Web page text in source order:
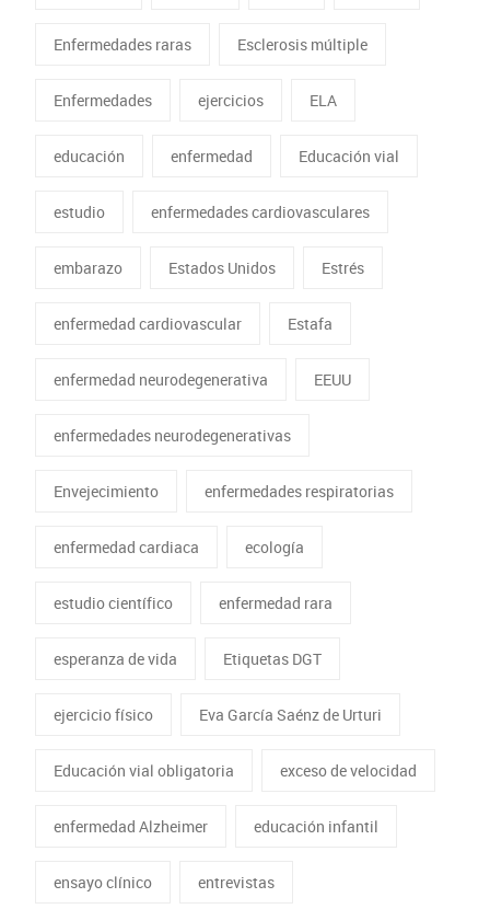
Enfermedades raras Esclerosis múltiple
Enfermedades ejercicios ELA
educación enfermedad Educación vial
estudio enfermedades cardiovasculares
embarazo Estados Unidos Estrés
enfermedad cardiovascular Estafa
enfermedad neurodegenerativa EEUU
enfermedades neurodegenerativas
Envejecimiento enfermedades respiratorias
enfermedad cardiaca ecología
estudio científico enfermedad rara
esperanza de vida Etiquetas DGT
ejercicio físico Eva García Saénz de Urturi
Educación vial obligatoria exceso de velocidad
enfermedad Alzheimer educación infantil
ensayo clínico entrevistas